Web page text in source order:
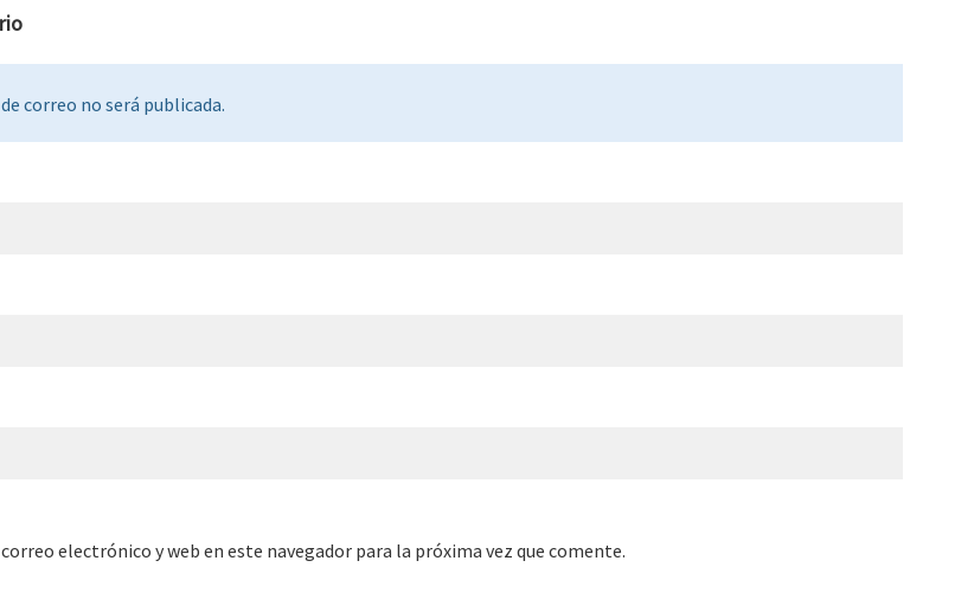
correo no será publicada.
electrónico y web en este navegador para la próxima vez que comente.